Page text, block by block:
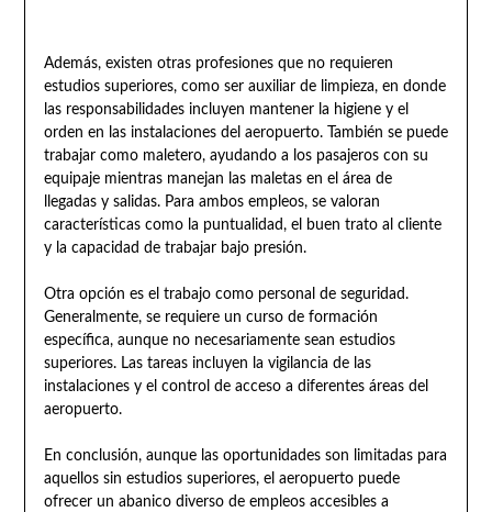
Además, existen otras profesiones que no requieren
estudios superiores, como ser auxiliar de limpieza, en donde
las responsabilidades incluyen mantener la higiene y el
orden en las instalaciones del aeropuerto. También se puede
trabajar como maletero, ayudando a los pasajeros con su
equipaje mientras manejan las maletas en el área de
llegadas y salidas. Para ambos empleos, se valoran
características como la puntualidad, el buen trato al cliente
y la capacidad de trabajar bajo presión.
Otra opción es el trabajo como personal de seguridad.
Generalmente, se requiere un curso de formación
específica, aunque no necesariamente sean estudios
superiores. Las tareas incluyen la vigilancia de las
instalaciones y el control de acceso a diferentes áreas del
aeropuerto.
En conclusión, aunque las oportunidades son limitadas para
aquellos sin estudios superiores, el aeropuerto puede
ofrecer un abanico diverso de empleos accesibles a